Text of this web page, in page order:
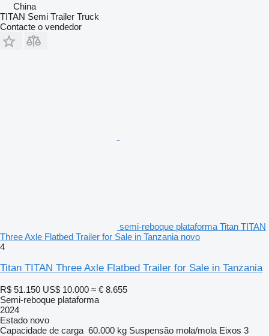
China
TITAN Semi Trailer Truck
Contacte o vendedor
semi-reboque plataforma Titan TITAN
Three Axle Flatbed Trailer for Sale in Tanzania novo
4
Titan TITAN Three Axle Flatbed Trailer for Sale in Tanzania
R$ 51.150 US$ 10.000 ≈ € 8.655
Semi-reboque plataforma
2024
Estado novo
Capacidade de carga 60.000 kg Suspensão mola/mola Eixos 3